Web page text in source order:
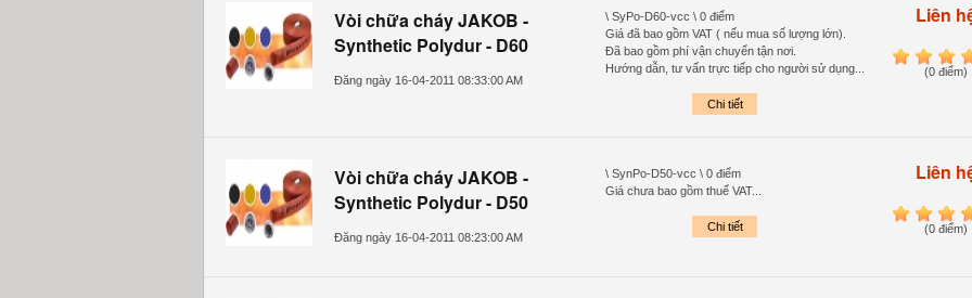
Vòi chữa cháy JAKOB -
Synthetic Polydur - D60
Đăng ngày 16-04-2011 08:33:00 AM
\ SyPo-D60-vcc \ 0 điểm
Giá đã bao gồm VAT ( nếu mua số lượng lớn).
Đã bao gồm phí vận chuyển tận nơi.
Hướng dẫn, tư vấn trực tiếp cho người sử dụng...
Chi tiết
Liên
1 2 3 4
(0 điểm)
Vòi chữa cháy JAKOB -
Synthetic Polydur - D50
Đăng ngày 16-04-2011 08:23:00 AM
\ SynPo-D50-vcc \ 0 điểm
Giá chưa bao gồm thuế VAT...
Chi tiết
Liên
1 2 3 4
(0 điểm)